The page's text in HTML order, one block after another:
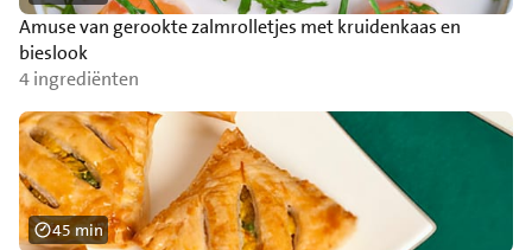
Amuse van gerookte zalmrolletjes met kruidenkaas en
bieslook
4 ingrediënten
45 min